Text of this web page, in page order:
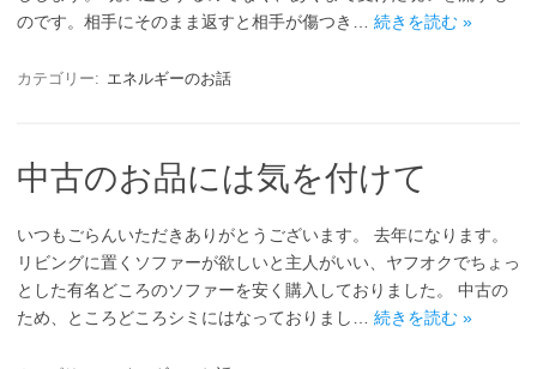
のです。相手にそのまま返すと相手が傷つき… 続きを読む »
カテゴリー: エネルギーのお話
中古のお品には気を付けて
いつもごらんいただきありがとうございます。 去年になります。
リビングに置くソファーが欲しいと主人がいい、ヤフオクでちょっ
とした有名どころのソファーを安く購入しておりました。 中古の
ため、ところどころシミにはなっておりまし… 続きを読む »